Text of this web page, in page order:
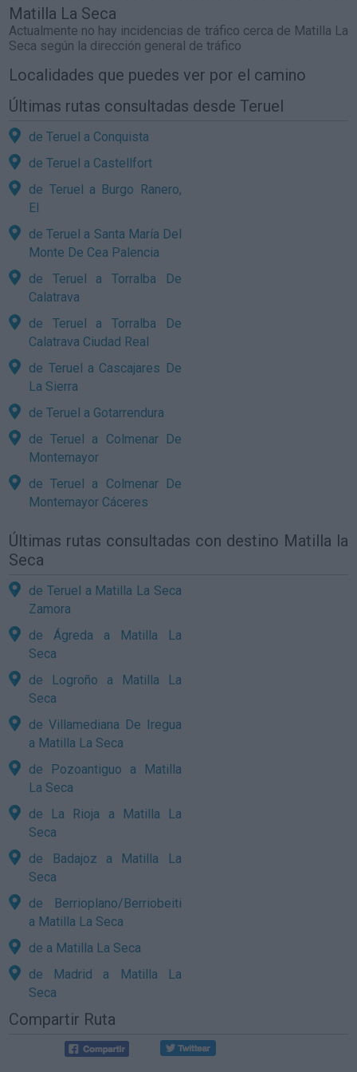
Matilla La Seca
Actualmente no hay incidencias de tráfico cerca de Matilla La
Seca según la dirección general de tráfico
Localidades que puedes ver por el camino
Últimas rutas consultadas desde Teruel
de Teruel a Conquista
de Teruel a Castellfort
de Teruel a Burgo Ranero,
El
de Teruel a Santa María Del
Monte De Cea Palencia
de Teruel a Torralba De
Calatrava
de Teruel a Torralba De
Calatrava Ciudad Real
de Teruel a Cascajares De
La Sierra
de Teruel a Gotarrendura
de Teruel a Colmenar De
Montemayor
de Teruel a Colmenar De
Montemayor Cáceres
Últimas rutas consultadas con destino Matilla la
Seca
de Teruel a Matilla La Seca
Zamora
de Ágreda a Matilla La
Seca
de Logroño a Matilla La
Seca
de Villamediana De Iregua
a Matilla La Seca
de Pozoantiguo a Matilla
La Seca
de La Rioja a Matilla La
Seca
de Badajoz a Matilla La
Seca
de Berrioplano/Berriobeiti
a Matilla La Seca
de a Matilla La Seca
de Madrid a Matilla La
Seca
Compartir Ruta